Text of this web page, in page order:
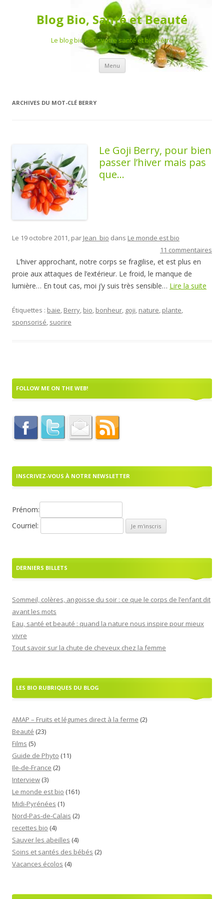
Blog Bio, Santé et Beauté
Le blog bio pour votre santé et bien-être
Menu Aller au contenu principal
ARCHIVES DU MOT-CLÉ BERRY
Le Goji Berry, pour bien
passer l’hiver mais pas
que…
Le 19 octobre 2011, par Jean_bio dans Le monde est bio
11 commentaires
L’hiver approchant, notre corps se fragilise, et est plus en
proie aux attaques de l’extérieur. Le froid, le manque de
lumière… En tout cas, moi j’y suis très sensible… Lire la suite
Étiquettes : baie, Berry, bio, bonheur, goji, nature, plante,
sponsorisé, suorire
FOLLOW ME ON THE WEB!
INSCRIVEZ-VOUS À NOTRE NEWSLETTER
Prénom:
Courriel:
DERNIERS BILLETS
Sommeil, colères, angoisse du soir : ce que le corps de l’enfant dit
avant les mots
Eau, santé et beauté : quand la nature nous inspire pour mieux
vivre
Tout savoir sur la chute de cheveux chez la femme
LES BIO RUBRIQUES DU BLOG
AMAP – Fruits et légumes direct à la ferme (2)
Beauté (23)
Films (5)
Guide de Phyto (11)
Ile-de-France (2)
Interview (3)
Le monde est bio (161)
Midi-Pyrénées (1)
Nord-Pas-de-Calais (2)
recettes bio (4)
Sauver les abeilles (4)
Soins et santés des bébés (2)
Vacances écolos (4)